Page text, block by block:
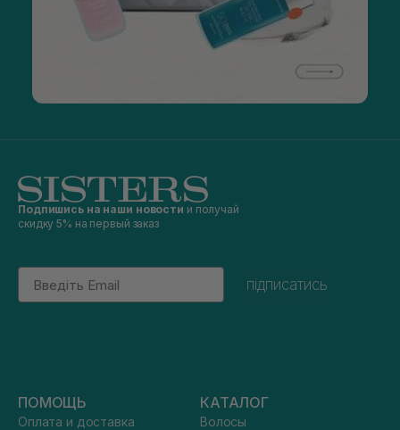
Подпишись на наши новости и получай
скидку 5% на первый заказ
Email
підписатись
ПОМОЩЬ
Оплата и доставка
КАТАЛОГ
Волосы